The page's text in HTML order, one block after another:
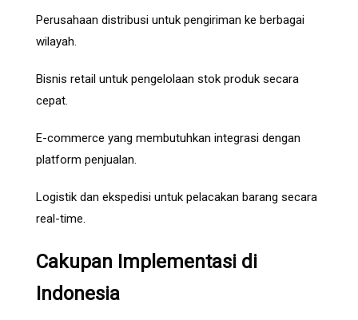
Perusahaan distribusi untuk pengiriman ke berbagai
wilayah.
Bisnis retail untuk pengelolaan stok produk secara
cepat.
E-commerce yang membutuhkan integrasi dengan
platform penjualan.
Logistik dan ekspedisi untuk pelacakan barang secara
real-time.
Cakupan Implementasi di
Indonesia